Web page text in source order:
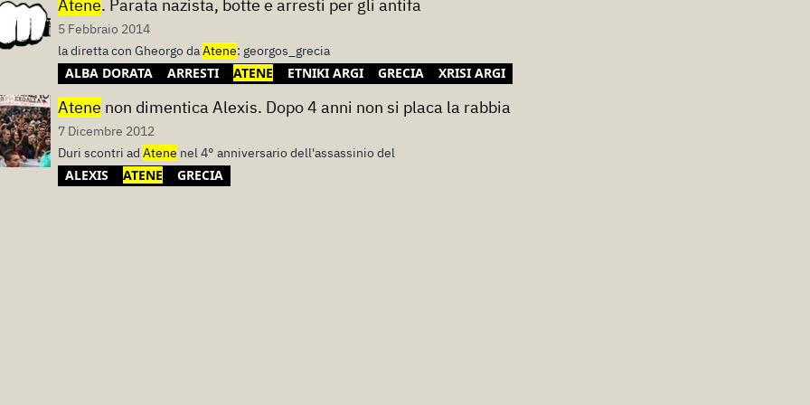
Atene. Parata nazista, botte e arresti per gli antifa
5 Febbraio 2014
la diretta con Gheorgo daAtene: georgos_grecia
ALBA DORATA ARRESTI ATENE ETNIKI ARGI GRECIA XRISI ARGI
Atene non dimentica Alexis. Dopo 4 anni non si placa la rabbia
7 Dicembre 2012
Duri scontri ad Atene nel 4° anniversario dell'assassinio del
ALEXIS ATENE GRECIA